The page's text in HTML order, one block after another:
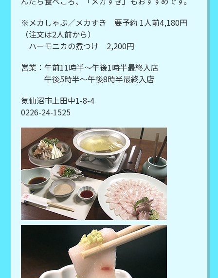
※メカしゃぶ／メカすき 要予約 1人前4,180円
（注文は2人前から）
ハーモニカの煮つけ 2,200円
営業：午前11時半～午後1時半最終入店
午後5時半～午後8時半最終入店
気仙沼市上田中1-8-4
0226-24-1525